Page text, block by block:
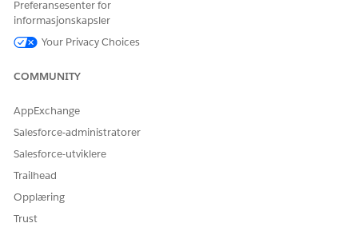
Preferansesenter for
informasjonskapsler
Your Privacy Choices
COMMUNITY
AppExchange
Salesforce-administratorer
Salesforce-utviklere
Trailhead
Opplæring
Trust